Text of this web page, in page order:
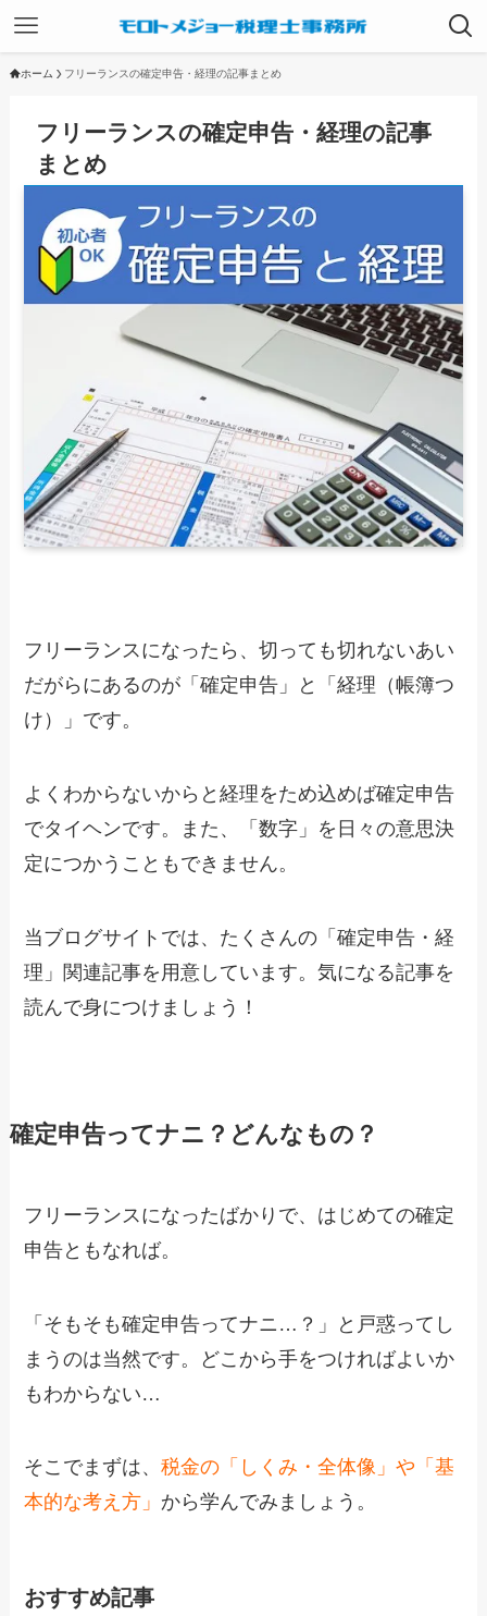
ホーム フリーランスの確定申告・経理の記事まとめ
フリーランスの確定申告・経理の記事
まとめ
フリーランスになったら、切っても切れないあい
だがらにあるのが「確定申告」と「経理（帳簿つ
け）」です。
よくわからないからと経理をため込めば確定申告
でタイヘンです。また、「数字」を日々の意思決
定につかうこともできません。
当ブログサイトでは、たくさんの「確定申告・経
理」関連記事を用意しています。気になる記事を
読んで身につけましょう！
確定申告ってナニ？どんなもの？
フリーランスになったばかりで、はじめての確定
申告ともなれば。
「そもそも確定申告ってナニ…？」と戸惑ってし
まうのは当然です。どこから手をつければよいか
もわからない…
そこでまずは、税金の「しくみ・全体像」や「基
本的な考え方」 から学んでみましょう。
おすすめ記事